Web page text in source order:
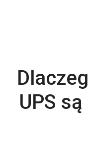
UPS